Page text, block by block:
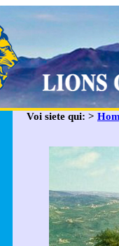
Voi siete qui: >